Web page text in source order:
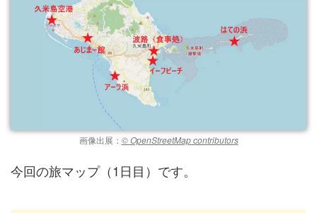
画像出展： © OpenStreetMap contributors
今回の旅マップ（1日目）です。